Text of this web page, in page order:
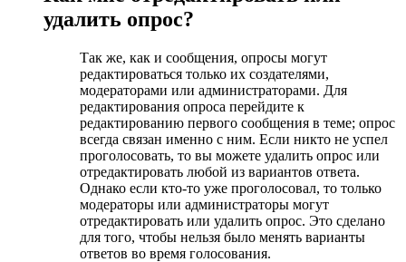
удалить опрос?
Так же, как и сообщения, опросы могут
редактироваться только их создателями,
модераторами или администраторами. Для
редактирования опроса перейдите к
редактированию первого сообщения в теме; опрос
всегда связан именно с ним. Если никто не успел
проголосовать, то вы можете удалить опрос или
отредактировать любой из вариантов ответа.
Однако если кто-то уже проголосовал, то только
модераторы или администраторы могут
отредактировать или удалить опрос. Это сделано
для того, чтобы нельзя было менять варианты
ответов во время голосования.